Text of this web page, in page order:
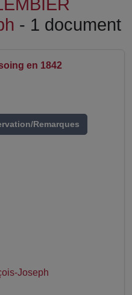
- 1 document
en 1842
Remarques
Joseph